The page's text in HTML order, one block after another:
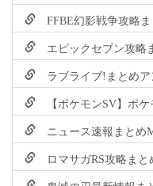
FFBE幻影戦争攻略
エピックセブン攻略
ラブライブ!まとめア
【ポケモンSV】ポケ
ニュース速報まとめ
ロマサガRS攻略まと